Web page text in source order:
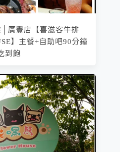
廣豐店【喜滋客牛排
】主餐+自助吧90分鐘
到飽